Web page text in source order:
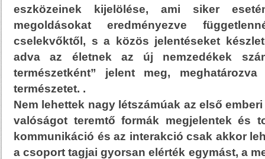
eszközeinek kijelölése, ami siker
megoldásokat eredményezve
cselekvőktől, s a közös jelentéseket
adva az életnek az új nemzedékek
természetként” jelent meg,
természetet. .
Nem lehettek nagy létszámúak az első
valóságot teremtő formák megjelentek és
kommunikáció és az interakció csak akkor
a csoport tagjai gyorsan elérték egymást, a